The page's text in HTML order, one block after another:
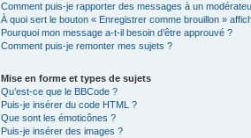
Comment puis-je rapporter des messages à un
À quoi sert le bouton « Enregistrer comme brouillon »
Pourquoi mon message a-t-il besoin d’être approuvé ?
Comment puis-je remonter mes sujets ?
Mise en forme et types de sujets
Qu’est-ce que le BBCode ?
Puis-je insérer du code HTML ?
Que sont les émoticônes ?
Puis-je insérer des images ?